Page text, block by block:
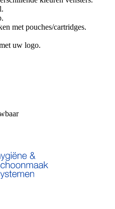
met pouches/cartridges.
uw logo.